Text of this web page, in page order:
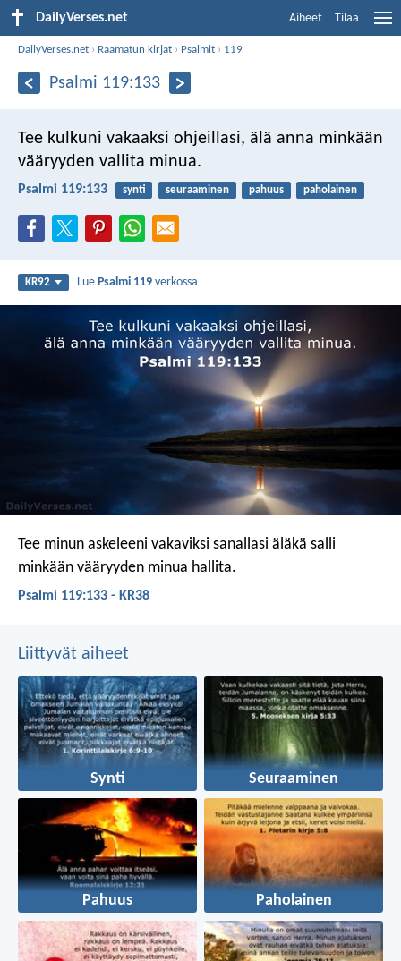
DailyVerses.net Aiheet Tilaa
DailyVerses.net › Raamatun kirjat › Psalmit › 119
Psalmi 119:133
Tee kulkuni vakaaksi ohjeillasi, älä anna minkään
vääryyden vallita minua.
Psalmi 119:133 synti seuraaminen pahuus paholainen
KR92 LuePsalmi 119 verkossa
Tee minun askeleeni vakaviksi sanallasi äläkä salli
minkään vääryyden minua hallita.
Psalmi 119:133 - KR38
Liittyvät aiheet
Synti Seuraaminen
Pahuus Paholainen